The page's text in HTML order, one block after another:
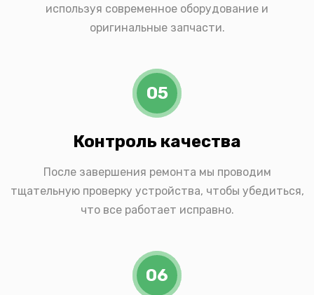
используя современное оборудование и
оригинальные запчасти.
05
Контроль качества
После завершения ремонта мы проводим
тщательную проверку устройства, чтобы убедиться,
что все работает исправно.
06